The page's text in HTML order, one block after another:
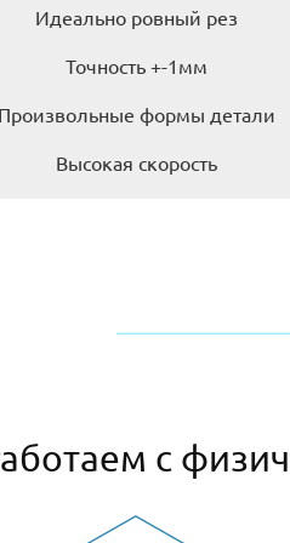
Идеально ровный рез
Точность +-1мм
формы детали
Высокая скорость
с